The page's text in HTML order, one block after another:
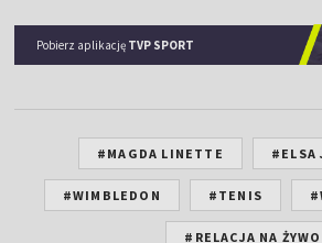
Pobierz aplikację TVP SPORT
#MAGDA LINETTE #ELSA
#WIMBLEDON #TENIS
#RELACJA NA ŻYWO